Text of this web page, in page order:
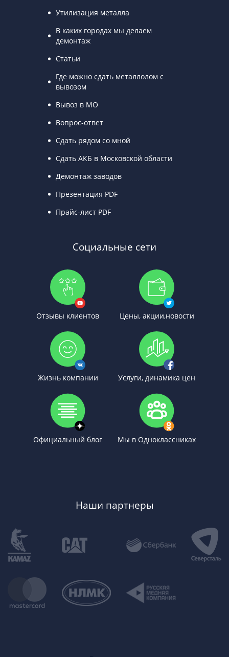
Утилизация металла
В каких городах мы делаем
демонтаж
Статьи
Где можно сдать металлолом с
вывозом
Вывоз в МО
Вопрос-ответ
Сдать рядом со мной
Сдать АКБ в Московской области
Демонтаж заводов
Презентация PDF
Прайс-лист PDF
Социальные сети
Отзывы клиентов Цены, акции,новости
Жизнь компании Услуги, динамика цен
Официальный блог Мы в Одноклассниках
Наши партнеры